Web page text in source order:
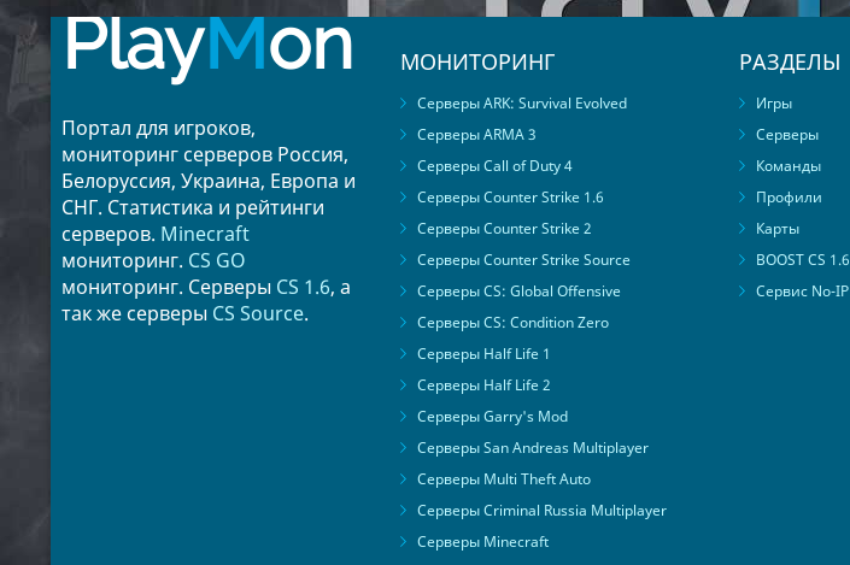
PlayMon
Портал для игроков,
мониторинг серверов Россия,
Белоруссия, Украина, Европа и
СНГ. Статистика и рейтинги
серверов. Minecraft
мониторинг. CS GO
мониторинг. Серверы CS 1.6, а
так же серверы CS Source.
МОНИТОРИНГ
Серверы ARK: Survival Evolved
Серверы ARMA 3
Серверы Call of Duty 4
Серверы Counter Strike 1.6
Серверы Counter Strike 2
Серверы Counter Strike Source
Серверы CS: Global Offensive
Серверы CS: Condition Zero
Серверы Half Life 1
Серверы Half Life 2
Серверы Garry's Mod
Серверы San Andreas Multiplayer
Серверы Multi Theft Auto
Серверы Criminal Russia Multiplayer
Серверы Minecraft
РАЗДЕЛЫ
Игры
Серверы
Команды
Профили
Карты
BOOST CS 1.6
Сервис No-IP